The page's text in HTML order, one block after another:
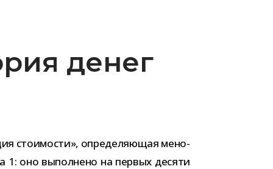
денег
сто­и­мо­сти», опре­де­ля­ю­щая мено­
оно выпол­нено на пер­вых десяти